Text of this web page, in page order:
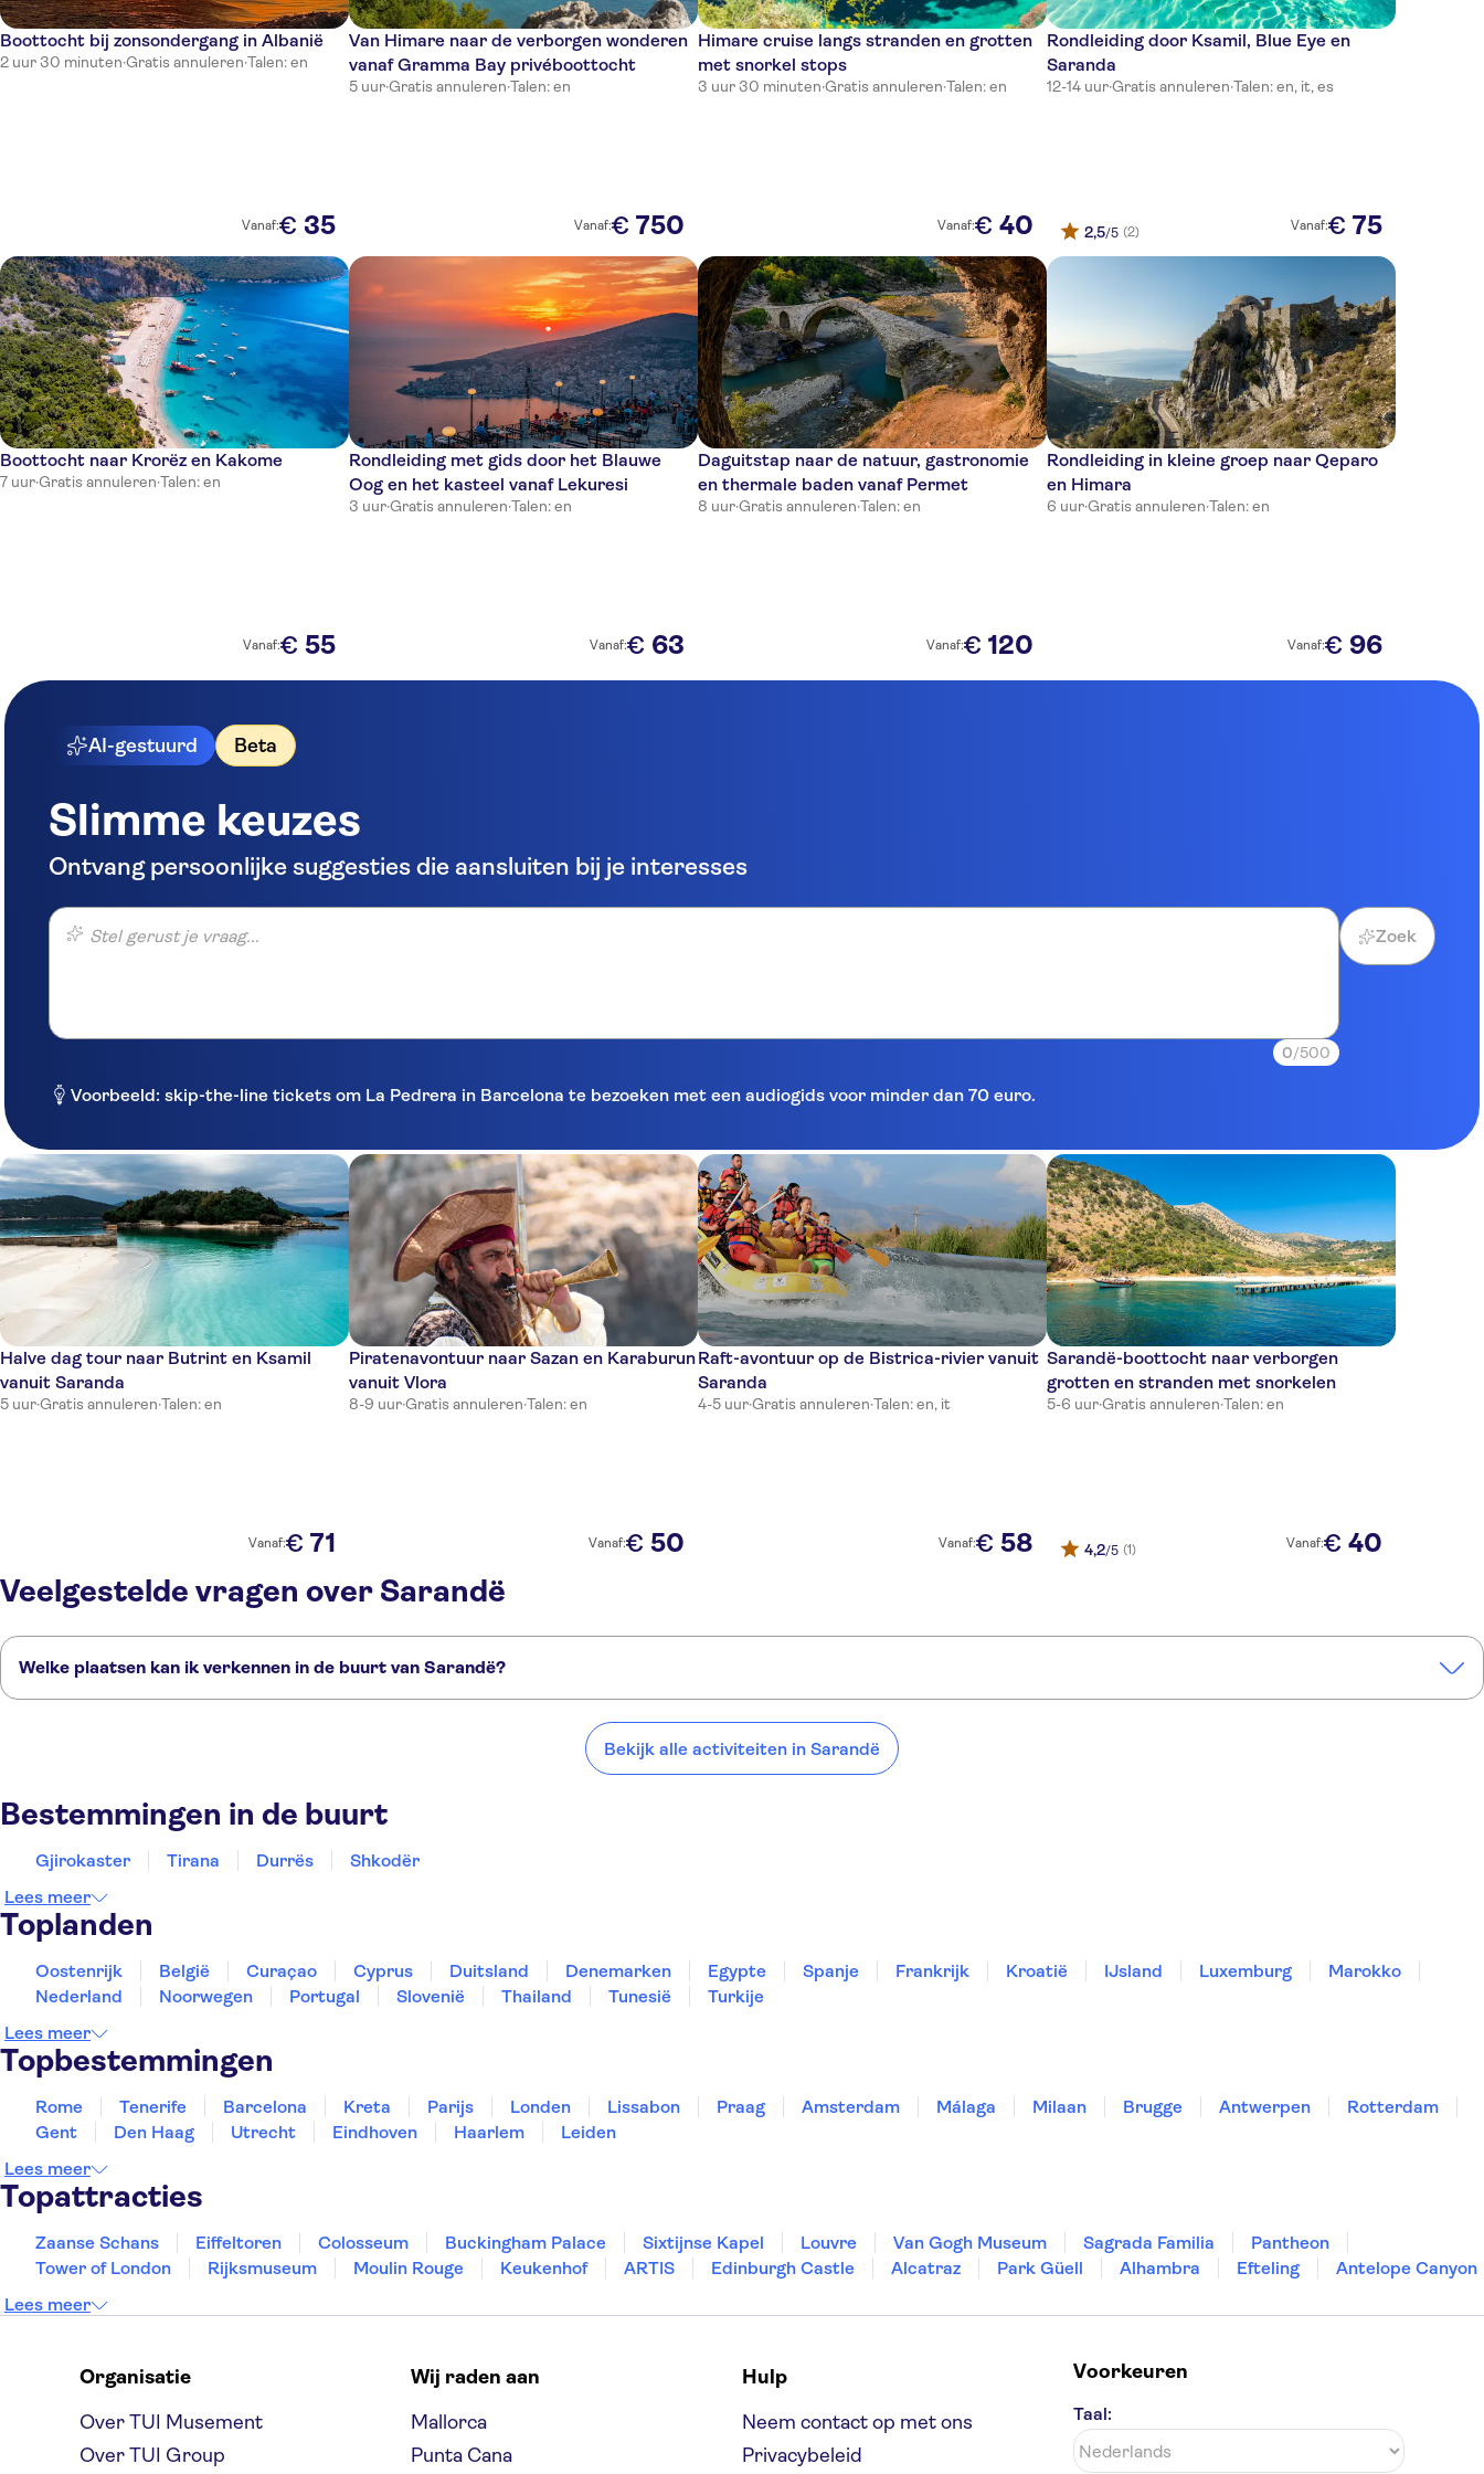
Boottocht bij zonsondergang in Albanië
2 uur 30 minuten·Gratis annuleren·Talen: en
Vanaf:€ 35
Van Himare naar de verborgen wonderen
vanaf Gramma Bay privéboottocht
5 uur·Gratis annuleren·Talen: en
Vanaf:€ 750
Himare cruise langs stranden en grotten
met snorkel stops
3 uur 30 minuten·Gratis annuleren·Talen: en
Vanaf:€ 40
Rondleiding door Ksamil, Blue Eye en
Saranda
12-14 uur·Gratis annuleren·Talen: en, it, es
2,5/5 (2) Vanaf:€ 75
Boottocht naar Krorëz en Kakome
7 uur·Gratis annuleren·Talen: en
Vanaf:€ 55
Rondleiding met gids door het Blauwe
Oog en het kasteel vanaf Lekuresi
3 uur·Gratis annuleren·Talen: en
Vanaf:€ 63
Daguitstap naar de natuur, gastronomie
en thermale baden vanaf Permet
8 uur·Gratis annuleren·Talen: en
Vanaf:€ 120
Rondleiding in kleine groep naar Qeparo
en Himara
6 uur·Gratis annuleren·Talen: en
Vanaf:€ 96
AI-gestuurd Beta
Slimme keuzes
Ontvang persoonlijke suggesties die aansluiten bij je interesses
Stel gerust je vraag...
0/500
Zoek
Voorbeeld: skip-the-line tickets om La Pedrera in Barcelona te bezoeken met een audiogids voor minder dan 70 euro.
Halve dag tour naar Butrint en Ksamil
vanuit Saranda
5 uur·Gratis annuleren·Talen: en
Vanaf:€ 71
Piratenavontuur naar Sazan en Karaburun
vanuit Vlora
8-9 uur·Gratis annuleren·Talen: en
Vanaf:€ 50
Raft-avontuur op de Bistrica-rivier vanuit
Saranda
4-5 uur·Gratis annuleren·Talen: en, it
Vanaf:€ 58
Sarandë-boottocht naar verborgen
grotten en stranden met snorkelen
5-6 uur·Gratis annuleren·Talen: en
4,2/5 (1) Vanaf:€ 40
Veelgestelde vragen over Sarandë
Welke plaatsen kan ik verkennen in de buurt van Sarandë?
Bekijk alle activiteiten in Sarandë
Bestemmingen in de buurt
Gjirokaster Tirana Durrës
Shkodër
Lees meer
Toplanden
Oostenrijk België Curaçao Cyprus Duitsland Denemarken Egypte Spanje Frankrijk Kroatië IJsland Luxemburg
Marokko
Nederland
Noorwegen Portugal Slovenië Thailand Tunesië
Turkije
Lees meer
Topbestemmingen
Rome Tenerife Barcelona Kreta Parijs Londen Lissabon Praag Amsterdam Málaga Milaan Brugge Antwerpen
Rotterdam
Gent
Den Haag Utrecht Eindhoven Haarlem
Leiden
Lees meer
Topattracties
Zaanse Schans Eiffeltoren Colosseum Buckingham Palace Sixtijnse Kapel Louvre Van Gogh Museum Sagrada Familia
Pantheon
Tower of London
Rijksmuseum Moulin Rouge Keukenhof ARTIS Edinburgh Castle Alcatraz Park Güell Alhambra Efteling
Antelope Canyon
Lees meer
Organisatie
Over TUI Musement
Over TUI Group
Wij raden aan
Mallorca
Punta Cana
Hulp
Neem contact op met ons
Privacybeleid
Voorkeuren
Taal: